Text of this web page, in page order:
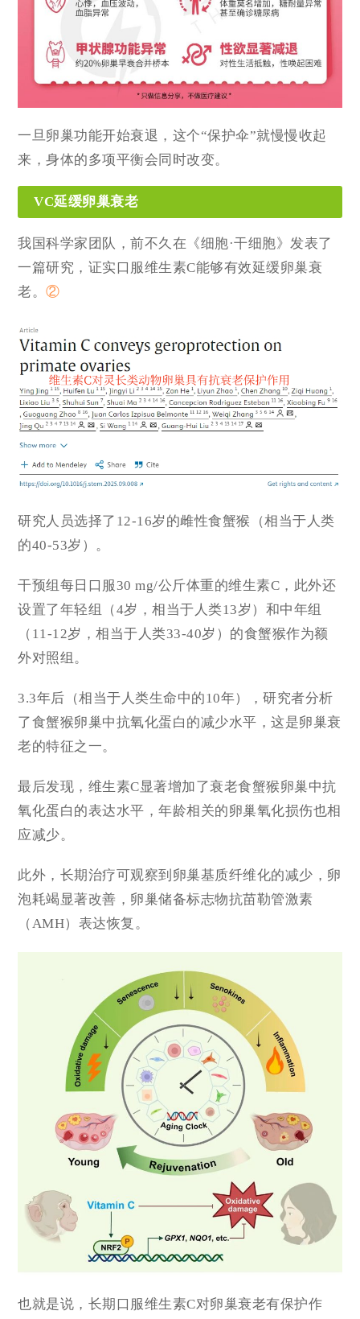
一旦卵巢功能开始衰退，这个“保护伞”就慢慢收起
来，身体的多项平衡会同时改变。
VC延缓卵巢衰老
我国科学家团队，前不久在《细胞·干细胞》发表了
一篇研究，证实口服维生素C能够有效延缓卵巢衰
老。②
研究人员选择了12-16岁的雌性食蟹猴
（相当于人类
的40-53岁）。
干预组每日口服30 mg/公斤体重的维生素C，此外还
设置了年轻组（4岁，相当于人类13岁）和中年组
（11-12岁，相当于人类33-40岁）的食蟹猴作为额
外对照组。
3.3年后（相当于人类生命中的10年），研究者分析
了食蟹猴卵巢中抗氧化蛋白的减少水平，这是卵巢衰
老的特征之一。
最后发现，维生素C显著增加了衰老食蟹猴卵巢中抗
氧化蛋白的表达水平，年龄相关的卵巢氧化损伤也相
应减少。
此外，长期治疗可观察到卵巢基质纤维化的减少，卵
泡耗竭显著改善，卵巢储备标志物抗苗勒管激素
（ AMH）表达恢复。
也就是说，长期口服维生素C对卵巢衰老有保护作